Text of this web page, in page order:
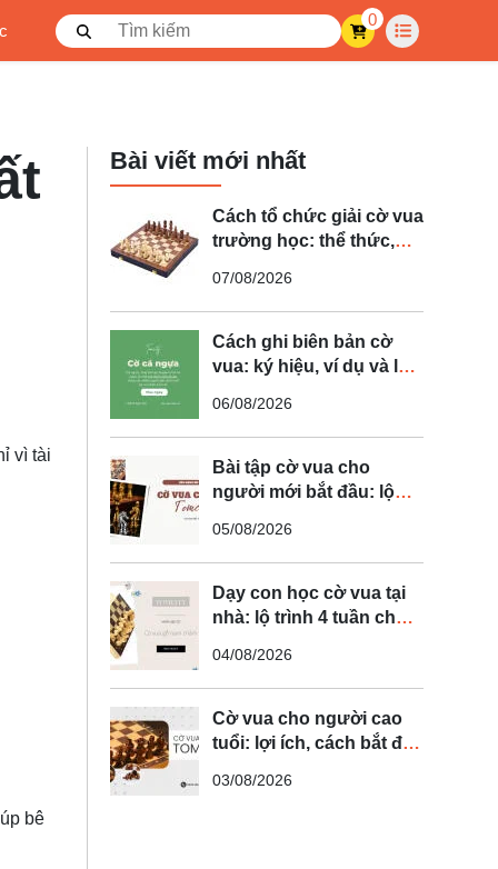
0
vì tài
bê
Bài viết mới nhất
Cách tổ chức giải cờ vua
trường học: thể thức,
07/08/2026
Cách ghi biên bản cờ
vua: ký hiệu, ví dụ và lỗi
06/08/2026
Bài tập cờ vua cho
người mới bắt đầu: lộ
05/08/2026
Dạy con học cờ vua tại
nhà: lộ trình 4 tuần cho
04/08/2026
Cờ vua cho người cao
tuổi: lợi ích, cách bắt đầu
03/08/2026